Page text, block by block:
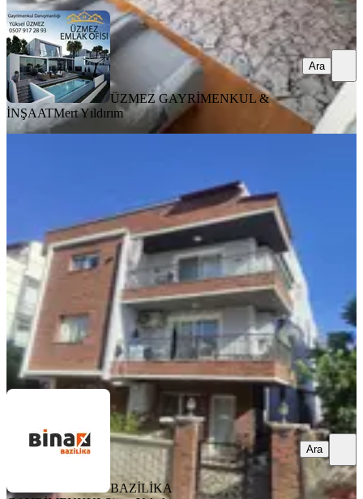
ÜZMEZ GAYRİMENKUL &
İNŞAATMert Yıldırım
Ara
Yüksek Kira Getirili Dublex
Bergama, Fatih Mahallesi
6+1·138 m²·2. Kat 06.08.2026
7.500.000 ₺
BAZİLİKA GAYRİMENKULSinan Yeltekin
Ara
BAZİLİKA
Ara